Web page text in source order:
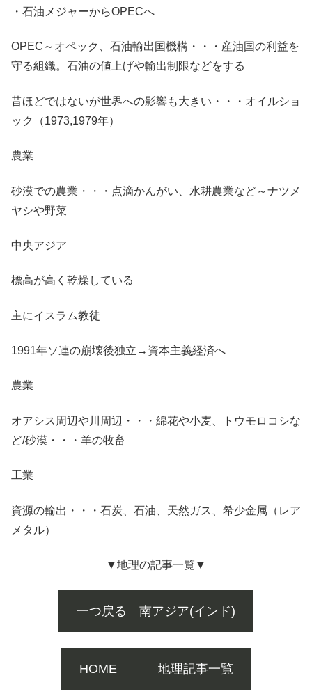
・石油メジャーからOPECへ
OPEC～オペック、石油輸出国機構・・・産油国の利益を
守る組織。石油の値上げや輸出制限などをする
昔ほどではないが世界への影響も大きい・・・オイルショ
ック（1973,1979年）
農業
砂漠での農業・・・点滴かんがい、水耕農業など～ナツメ
ヤシや野菜
中央アジア
標高が高く乾燥している
主にイスラム教徒
1991年ソ連の崩壊後独立→資本主義経済へ
農業
オアシス周辺や川周辺・・・綿花や小麦、トウモロコシな
ど/砂漠・・・羊の牧畜
工業
資源の輸出・・・石炭、石油、天然ガス、希少金属（レア
メタル）
▼地理の記事一覧▼
一つ戻る 南アジア(インド)
HOME 地理記事一覧